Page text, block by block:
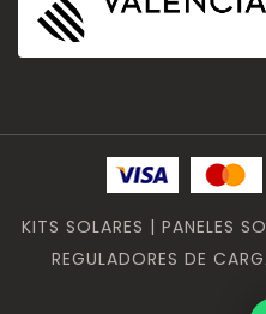
KITS SOLARES | PANELES
REGULADORES DE